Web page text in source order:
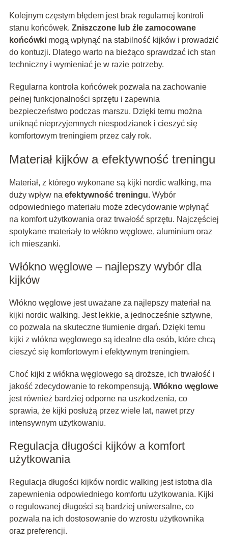
Kolejnym częstym błędem jest brak regularnej kontroli
stanu końcówek. Zniszczone lub źle zamocowane
końcówkimogą wpłynąć na stabilność kijków i prowadzić
do kontuzji. Dlatego warto na bieżąco sprawdzać ich stan
techniczny i wymieniać je w razie potrzeby.
Regularna kontrola końcówek pozwala na zachowanie
pełnej funkcjonalności sprzętu i zapewnia
bezpieczeństwo podczas marszu. Dzięki temu można
uniknąć nieprzyjemnych niespodzianek i cieszyć się
komfortowym treningiem przez cały rok.
Materiał kijków a efektywność treningu
Materiał, z którego wykonane są kijki nordic walking, ma
duży wpływ na efektywność treningu. Wybór
odpowiedniego materiału może zdecydowanie wpłynąć
na komfort użytkowania oraz trwałość sprzętu. Najczęściej
spotykane materiały to włókno węglowe, aluminium oraz
ich mieszanki.
Włókno węglowe – najlepszy wybór dla
kijków
Włókno węglowe jest uważane za najlepszy materiał na
kijki nordic walking. Jest lekkie, a jednocześnie sztywne,
co pozwala na skuteczne tłumienie drgań. Dzięki temu
kijki z włókna węglowego są idealne dla osób, które chcą
cieszyć się komfortowym i efektywnym treningiem.
Choć kijki z włókna węglowego są droższe, ich trwałość i
jakość zdecydowanie to rekompensują. Włókno węglowe
jest również bardziej odporne na uszkodzenia, co
sprawia, że kijki posłużą przez wiele lat, nawet przy
intensywnym użytkowaniu.
Regulacja długości kijków a komfort
użytkowania
Regulacja długości kijków nordic walking jest istotna dla
zapewnienia odpowiedniego komfortu użytkowania. Kijki
o regulowanej długości są bardziej uniwersalne, co
pozwala na ich dostosowanie do wzrostu użytkownika
oraz preferencji.